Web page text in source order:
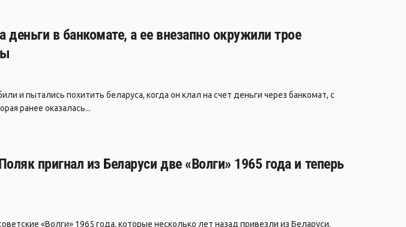
в банкомате, а ее внезапно окружили трое
и пытались похитить беларуса, когда он клал на счет деньги через банкомат, с
ранее оказалась...
пригнал из Беларуси две «Волги» 1965 года и теперь
«Волги» 1965 года, которые несколько лет назад привезли из Беларуси.